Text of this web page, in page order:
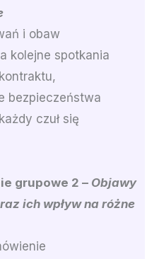
i obaw
spotkania
bezpieczeństwa
czuł się
grupowe 2 – Objawy
ich wpływ na różne